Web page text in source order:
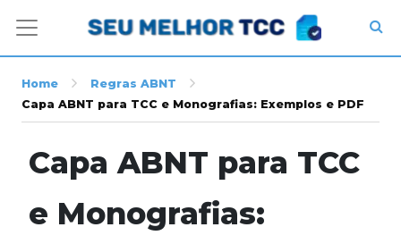
Home
Regras ABNT
Capa ABNT para TCC e Monografias: Exemplos e PDF
Capa ABNT para TCC
e Monografias: